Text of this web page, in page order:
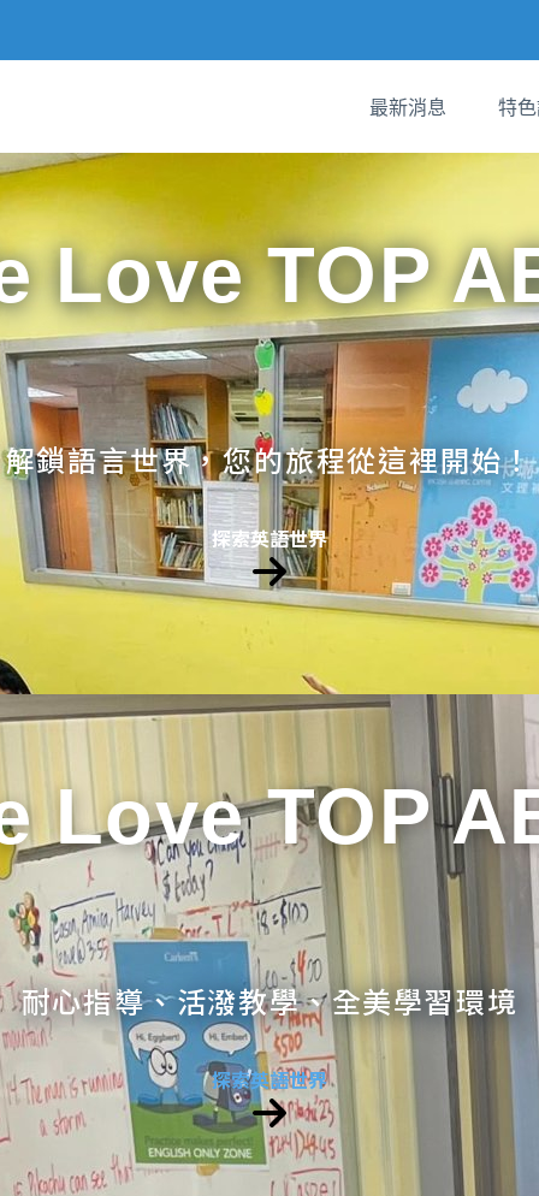
最新消息 特
Love TOP
解鎖語言世界，您的旅程從這裡開始！
探索英語世界
Love TOP
耐心指導、活潑教學、全美學習環境
探索英語世界